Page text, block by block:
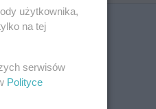
użytkownika,
na tej
serwisów
Polityce